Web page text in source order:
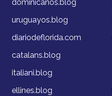
dominicanos.blog
uruguayos.blog
diariodeflorida.com
catalans.blog
italiani.blog
ellines.blog